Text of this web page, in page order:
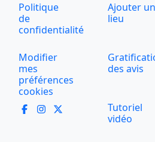
Politique
de
confidentialité
Ajouter un
lieu
Modifier
mes
préférences
cookies
des avis
Tutoriel
vidéo